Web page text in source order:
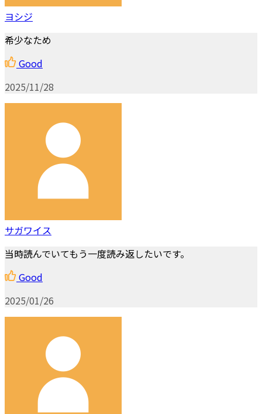
ヨシジ
希少なため
Good
2025/11/28
サガワイス
当時読んでいてもう一度読み返したいです。
Good
2025/01/26